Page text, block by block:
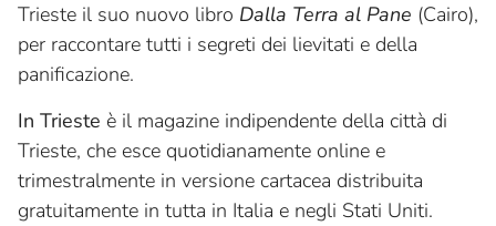
Trieste il suo nuovo libro Dalla Terra al Pane (Cairo),
per raccontare tutti i segreti dei lievitati e della
panificazione.
In Trieste è il magazine indipendente della città di
Trieste, che esce quotidianamente online e
trimestralmente in versione cartacea distribuita
gratuitamente in tutta in Italia e negli Stati Uniti.